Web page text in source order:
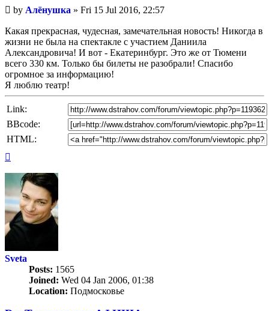
Unread
post
by Алёнушка » Fri 15 Jul 2016, 22:57
Какая прекрасная, чудесная, замечательная новость! Никогда в
жизни не была на спектакле с участием Даниила
Александровича! И вот - Екатеринбург. Это же от Тюмени
всего 330 км. Только бы билеты не разобрали! Спасибо
огромное за информацию!
Я люблю театр!
Link:
BBcode:
HTML:
Sveta
Posts: 1565
Joined: Wed 04 Jan 2006, 01:38
Location: Подмосковье